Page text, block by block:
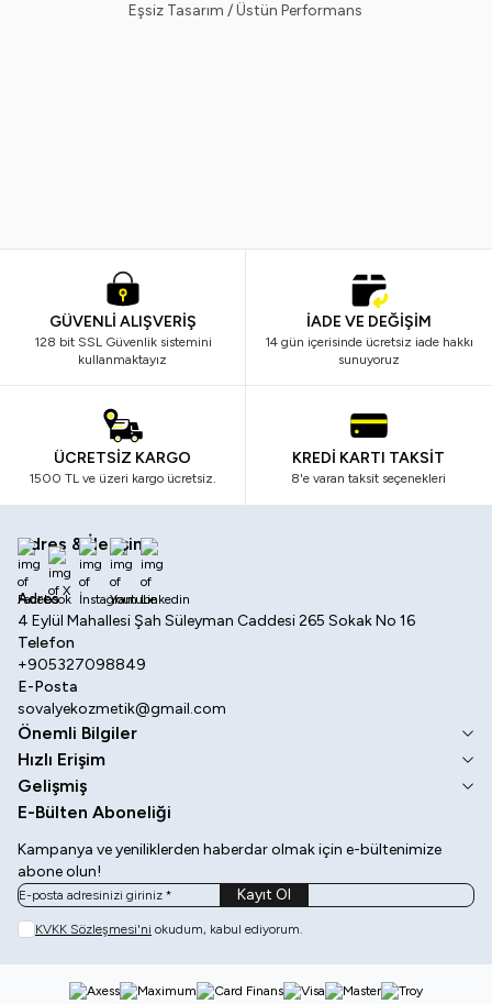
Eşsiz Tasarım / Üstün Performans
GÜVENLİ ALIŞVERİŞ
128 bit SSL Güvenlik sistemini
kullanmaktayız
İADE VE DEĞİŞİM
14 gün içerisinde ücretsiz iade hakkı
sunuyoruz
ÜCRETSİZ KARGO
1500 TL ve üzeri kargo ücretsiz.
KREDİ KARTI TAKSİT
8'e varan taksit seçenekleri
Adres & İletişim
Adres
4 Eylül Mahallesi Şah Süleyman Caddesi 265 Sokak No 16
Telefon
+905327098849
E-Posta
sovalyekozmetik@gmail.com
Facebook
X İnstagram
Youtube
Önemli Bilgiler
Hızlı Erişim
Gelişmiş
E-Bülten Aboneliği
Kampanya ve yeniliklerden haberdar olmak için e-bültenimize
abone olun!
Kayıt Ol
KVKK Sözleşmesi'ni okudum, kabul ediyorum.